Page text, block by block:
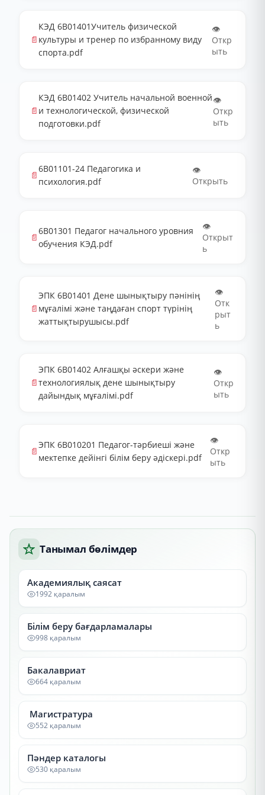
📄
КЭД 6В01401Учитель физической
культуры и тренер по избранному виду
спорта.pdf
👁️
Откр
ыть
📄
КЭД 6В01402 Учитель начальной военной
и технологической, физической
подготовки.pdf
👁️
Откр
ыть
📄
6В01101-24 Педагогика и
психология.pdf
👁️
Открыть
📄
6В01301 Педагог начального уровния
обучения КЭД.pdf
👁️
Открыт
ь
📄
ЭПК 6В01401 Дене шынықтыру пәнінің
мұғалімі және таңдаған спорт түрінің
жаттықтырушысы.pdf
👁️
Отк
рыт
ь
📄
ЭПК 6В01402 Алғашқы әскери және
технологиялық дене шынықтыру
дайындық мұғалімі.pdf
👁️
Откр
ыть
📄
ЭПК 6В010201 Педагог-тәрбиеші және
мектепке дейінгі білім беру әдіскері.pdf
👁️
Откр
ыть
Танымал бөлімдер
Академиялық саясат
1992 қаралым
Білім беру бағдарламалары
998 қаралым
Бакалавриат
664 қаралым
Магистратура
552 қаралым
Пәндер каталогы
530 қаралым